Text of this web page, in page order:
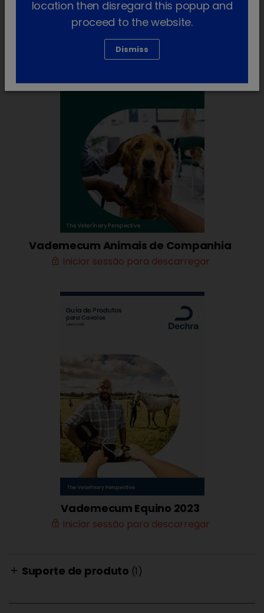
Revisão de gama (2)
Vademecum Animais de Companhia
lock_outline Iniciar sessão para descarregar
Vademecum Equino 2023
lock_outline Iniciar sessão para descarregar
add Suporte de produto (1)
location then disregard this popup and
proceed to the website.
Dismiss